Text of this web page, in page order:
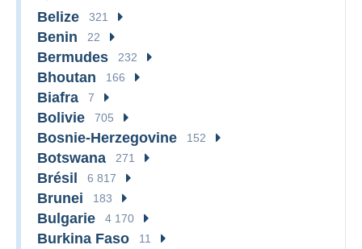
Belize 321
Benin 22
Bermudes 232
Bhoutan 166
Biafra 7
Bolivie 705
Bosnie-Herzegovine 152
Botswana 271
Brésil 6 817
Brunei 183
Bulgarie 4 170
Burkina Faso 11